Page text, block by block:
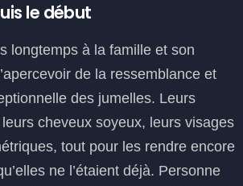
le début
longtemps à la famille et son
de la ressemblance et
des jumelles. Leurs
cheveux soyeux, leurs visages
tout pour les rendre encore
ne l’étaient déjà. Personne